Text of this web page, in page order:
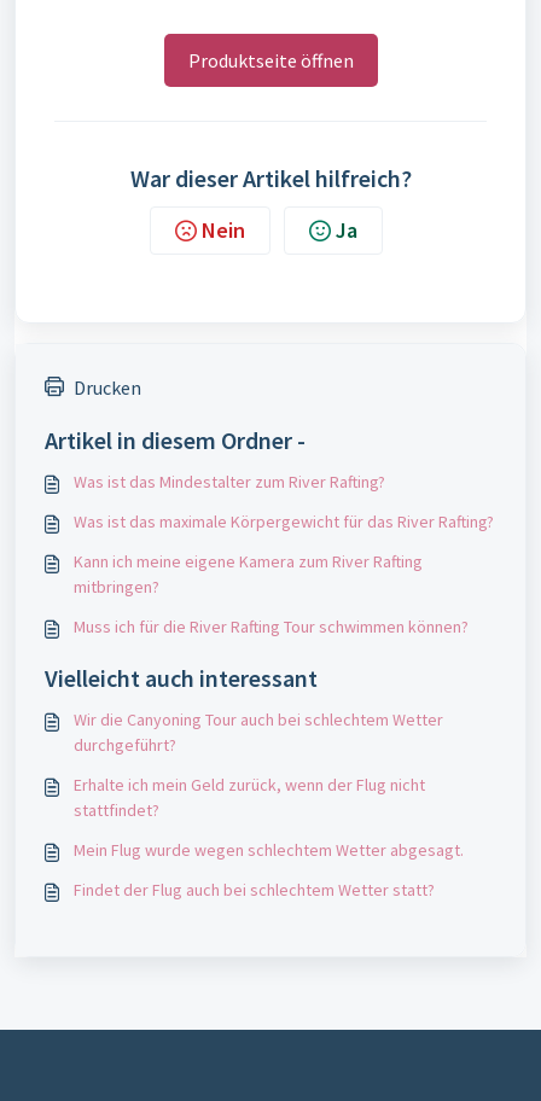
Produktseite öffnen
War dieser Artikel hilfreich?
Nein Ja
Drucken
Artikel in diesem Ordner -
Was ist das Mindestalter zum River Rafting?
Was ist das maximale Körpergewicht für das River Rafting?
Kann ich meine eigene Kamera zum River Rafting
mitbringen?
Muss ich für die River Rafting Tour schwimmen können?
Vielleicht auch interessant
Wir die Canyoning Tour auch bei schlechtem Wetter
durchgeführt?
Erhalte ich mein Geld zurück, wenn der Flug nicht
stattfindet?
Mein Flug wurde wegen schlechtem Wetter abgesagt.
Findet der Flug auch bei schlechtem Wetter statt?